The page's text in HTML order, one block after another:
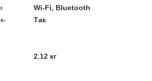
Wi-Fi, Bluetooth
Так
2.12 кг